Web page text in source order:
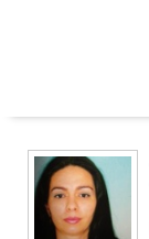
Bucuresti
Buzau
Calarasi